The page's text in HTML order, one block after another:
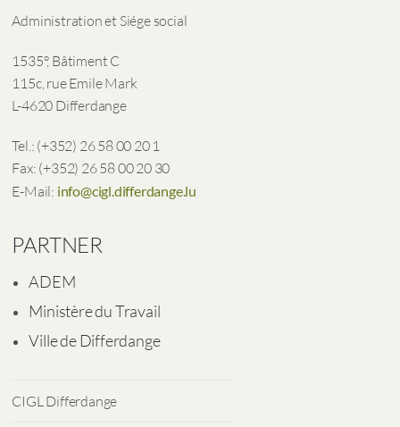
Administration et Siége social
1535°, Bâtiment C
115c, rue Emile Mark
L-4620 Differdange
Tel.: (+352) 26 58 00 20 1
Fax: (+352) 26 58 00 20 30
E-Mail: info@cigl.differdange.lu
PARTNER
ADEM
Ministère du Travail
Ville de Differdange
CIGL Differdange